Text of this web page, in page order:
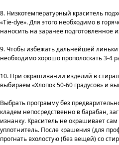
8. Низкотемпературный краситель
«Tie-dye». Для этого необходимо в
наносить на заранее подготовленное
9. Чтобы избежать дальнейшей
необходимо хорошо прополоскать 3-4
10. При окрашивании изделий в
выбираем «Хлопок 50-60 градусов» и
Выбрать программу без
кладем непосредственно в барабан,
изнанку. Краситель не окрашивает
уплотнитель. После крашения (для
прогнать вхолостую (без вещей) со